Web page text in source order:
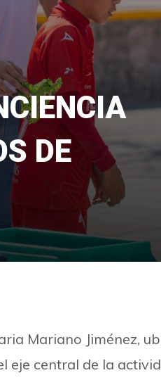
DE
Mariano Jiménez,
central de la